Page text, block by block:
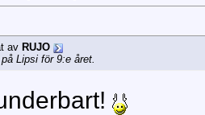
av RUJO
Lipsi för 9:e året.